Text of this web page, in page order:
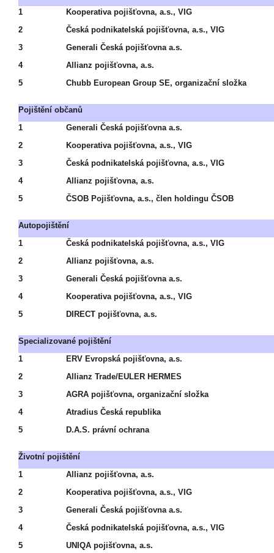
1
Kooperativa pojišťovna, a.s., VIG
2
Česká podnikatelská pojišťovna, a.s., VIG
3
Generali Česká pojišťovna a.s.
4
Allianz pojišťovna, a.s.
5
Chubb European Group SE, organizační složka
Pojištění občanů
1
Generali Česká pojišťovna a.s.
2
Kooperativa pojišťovna, a.s., VIG
3
Česká podnikatelská pojišťovna, a.s., VIG
4
Allianz pojišťovna, a.s.
5
ČSOB Pojišťovna, a.s., člen holdingu ČSOB
Autopojištění
1
Česká podnikatelská pojišťovna, a.s., VIG
2
Allianz pojišťovna, a.s.
3
Generali Česká pojišťovna a.s.
4
Kooperativa pojišťovna, a.s., VIG
5
DIRECT pojišťovna, a.s.
Specializované pojištění
1
ERV Evropská pojišťovna, a.s.
2
Allianz Trade/EULER HERMES
3
AGRA pojišťovna, organizační složka
4
Atradius Česká republika
5
D.A.S. právní ochrana
Životní pojištění
1
Allianz pojišťovna, a.s.
2
Kooperativa pojišťovna, a.s., VIG
3
Generali Česká pojišťovna a.s.
4
Česká podnikatelská pojišťovna, a.s., VIG
5
UNIQA pojišťovna, a.s.